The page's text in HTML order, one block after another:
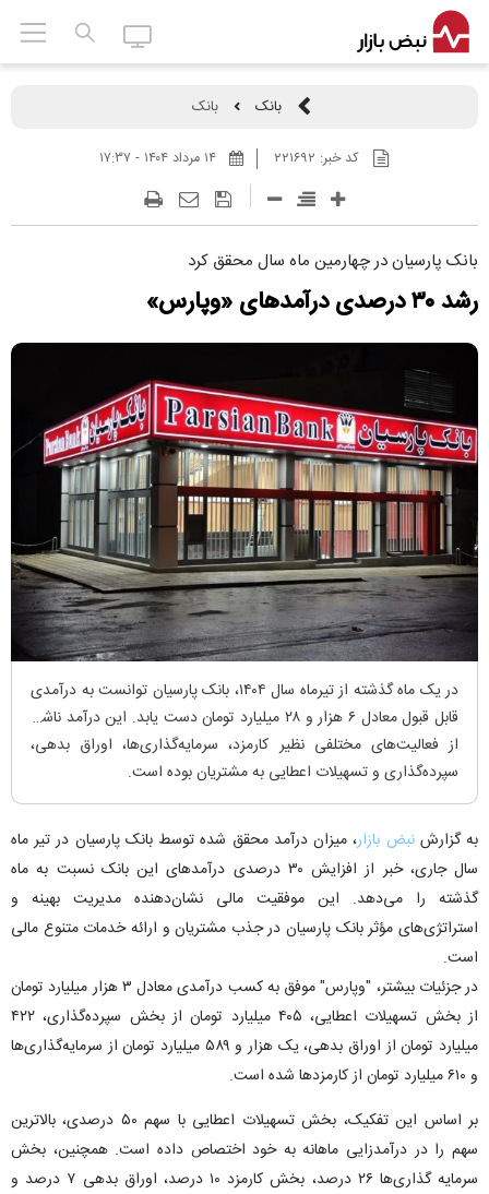
بانک بانک
کد خبر: ۲۲۱۶۹۲
بانک پارسیان در چهارمین ماه سال محقق کرد
رشد ۳۰ درصدی درآمد‌های «وپارس»
در یک ماه گذشته از تیرماه سال ۱۴۰۴، بانک پارسیان توانست به درآمدی
قابل قبول معادل ۶ هزار و ۲۸ میلیارد تومان دست یابد. این درآمد ناشی
از فعالیت‌های مختلفی نظیر کارمزد، سرمایه‌گذاری‌ها، اوراق بدهی،
سپرده‌گذاری و تسهیلات اعطایی به مشتریان بوده است.
به گزارشنبض بازار، میزان درآمد محقق شده توسط بانک پارسیان در تیر ماه
سال جاری، خبر از افزایش ۳۰ درصدی درآمد‌های این بانک نسبت به ماه
گذشته را می‌دهد. این موفقیت مالی نشان‌دهنده مدیریت بهینه و
استراتژی‌های مؤثر بانک پارسیان در جذب مشتریان و ارائه خدمات متنوع مالی
است.
در جزئیات بیشتر، "وپارس" موفق به کسب درآمدی معادل ۳ هزار میلیارد تومان
از بخش تسهیلات اعطایی، ۴۰۵ میلیارد تومان از بخش سپرده‌گذاری، ۴۲۲
میلیارد تومان از اوراق بدهی، یک هزار و ۵۸۹ میلیارد تومان از سرمایه‌گذاری‌ها
و ۶۱۰ میلیارد تومان از کارمزد‌ها شده است.
بر اساس این تفکیک، بخش تسهیلات اعطایی با سهم ۵۰ درصدی، بالاترین
سهم را در درآمدزایی ماهانه به خود اختصاص داده است. همچنین، بخش
سرمایه گذاری‌ها ۲۶ درصد، بخش کارمزد ۱۰ درصد، اوراق بدهی ۷ درصد و